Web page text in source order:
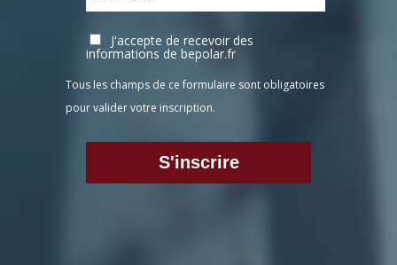
J'accepte de recevoir des
informations de bepolar.fr
Tous les champs de ce formulaire sont obligatoires
pour valider votre inscription.